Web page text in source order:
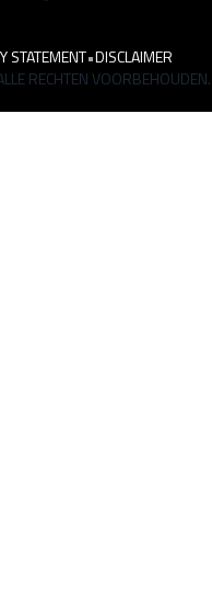
STATEMENT•DISCLAIMER
RECHTEN VOORBEHOUDEN.